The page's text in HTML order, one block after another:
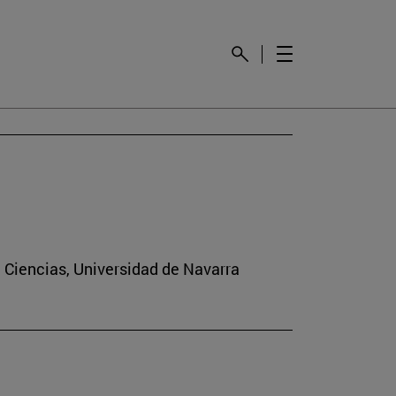
Universidad de Navarra